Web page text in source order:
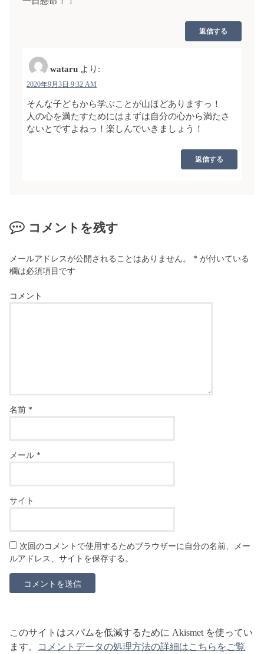
返信する
wataru より:
2020年9月3日 9:32 AM
そんな子どもから学ぶことが山ほどありますっ！
人の心を満たすためにはまずは自分の心から満たさ
ないとですよねっ！楽しんでいきましょう！
返信する
コメントを残す
メールアドレスが公開されることはありません。 * が付いている
欄は必須項目です
コメント
名前 *
メール *
サイト
次回のコメントで使用するためブラウザーに自分の名前、メー
ルアドレス、サイトを保存する。
このサイトはスパムを低減するために Akismet を使ってい
ます。 コメントデータの処理方法の詳細はこちらをご覧